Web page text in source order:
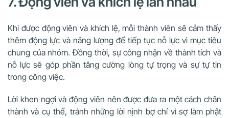
Khi được động viên và khích lệ, mỗi thành viên sẽ cảm thấy
thêm động lực và năng lượng để tiếp tục nỗ lực vì mục tiêu
chung của nhóm. Đồng thời, sự công nhận về thành tích và
nỗ lực sẽ góp phần tăng cường lòng tự trọng và sự tự tin
trong công việc.
Lời khen ngợi và động viên nên được đưa ra một cách chân
thành và cụ thể, tránh những lời nịnh bợ chỉ vì sợ làm phật